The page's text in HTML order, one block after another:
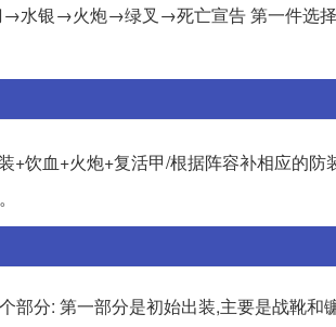
水银→火炮→绿叉→死亡宣告 第一件选择
+饮血+火炮+复活甲/根据阵容补相应的
部分: 第一部分是初始出装,主要是战靴